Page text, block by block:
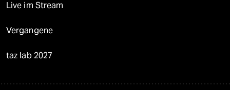
Live im Stream
Vergangene
taz lab 2027